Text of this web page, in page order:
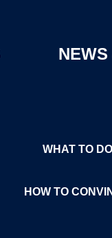
WHAT TO
HOW TO